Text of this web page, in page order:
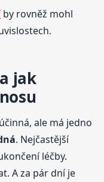
by rovněž mohl
jak
ale má jedno
. Nejčastější
léčby.
A za pár dní je